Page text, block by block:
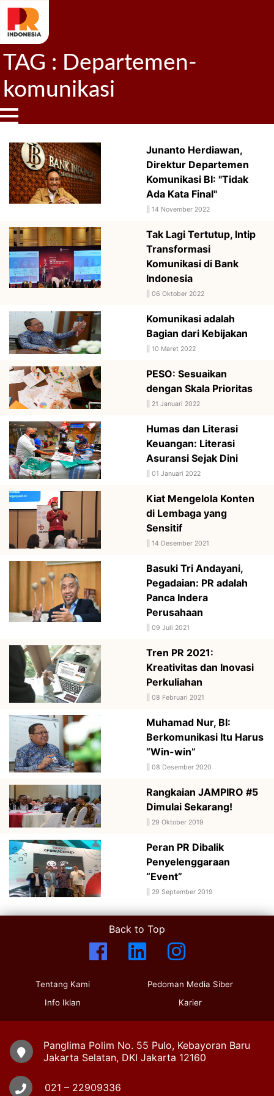
TAG : Departemen-
komunikasi
Junanto Herdiawan,
Direktur Departemen
Komunikasi BI: "Tidak
Ada Kata Final"
14 November 2022
Tak Lagi Tertutup, Intip
Transformasi
Komunikasi di Bank
Indonesia
06 Oktober 2022
Komunikasi adalah
Bagian dari Kebijakan
10 Maret 2022
PESO: Sesuaikan
dengan Skala Prioritas
21 Januari 2022
Humas dan Literasi
Keuangan: Literasi
Asuransi Sejak Dini
01 Januari 2022
Kiat Mengelola Konten
di Lembaga yang
Sensitif
14 Desember 2021
Basuki Tri Andayani,
Pegadaian: PR adalah
Panca Indera
Perusahaan
09 Juli 2021
Tren PR 2021:
Kreativitas dan Inovasi
Perkuliahan
08 Februari 2021
Muhamad Nur, BI:
Berkomunikasi Itu Harus
“Win-win”
08 Desember 2020
Rangkaian JAMPIRO #5
Dimulai Sekarang!
29 Oktober 2019
Peran PR Dibalik
Penyelenggaraan
“Event”
29 September 2019
Back to Top
Tentang Kami
Info Iklan
Pedoman Media Siber
Karier
Panglima Polim No. 55 Pulo, Kebayoran Baru
Jakarta Selatan, DKI Jakarta 12160
021 – 22909336